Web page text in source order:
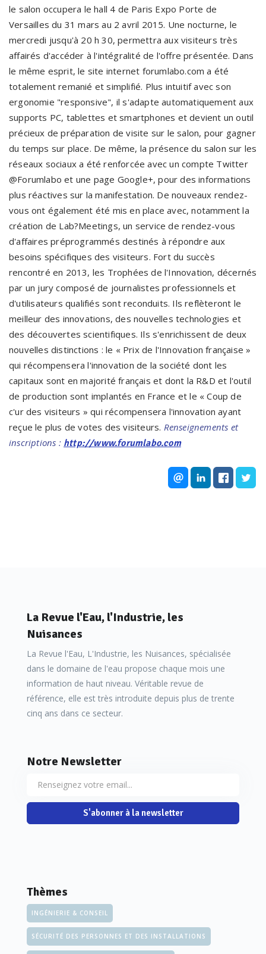
le salon occupera le hall 4 de Paris Expo Porte de
Versailles du 31 mars au 2 avril 2015. Une nocturne, le
mercredi jusqu'à 20 h 30, permettra aux visiteurs très
affairés d'accéder à l'intégralité de l'offre présentée. Dans
le même esprit, le site internet forumlabo.com a été
totalement remanié et simplifié. Plus intuitif avec son
ergonomie "responsive", il s'adapte automatiquement aux
supports PC, tablettes et smartphones et devient un outil
précieux de préparation de visite sur le salon, pour gagner
du temps sur place. De même, la présence du salon sur les
réseaux sociaux a été renforcée avec un compte Twitter
@Forumlabo et une page Google+, pour des informations
plus réactives sur la manifestation. De nouveaux rendez-
vous ont également été mis en place avec, notamment la
création de Lab?Meetings, un service de rendez-vous
d'affaires préprogrammés destinés à répondre aux
besoins spécifiques des visiteurs. Fort du succès
rencontré en 2013, les Trophées de l'Innovation, décernés
par un jury composé de journalistes professionnels et
d'utilisateurs qualifiés sont reconduits. Ils reflèteront le
meilleur des innovations, des nouvelles technologies et
des découvertes scientifiques. Ils s'enrichissent de deux
nouvelles distinctions : le « Prix de l'Innovation française »
qui récompensera l'innovation de la société dont les
capitaux sont en majorité français et dont la R&D et l'outil
de production sont implantés en France et le « Coup de
c'ur des visiteurs » qui récompensera l'innovation ayant
reçue le plus de votes des visiteurs. Renseignements et
inscriptions : http://www.forumlabo.com
La Revue l'Eau, l'Industrie, les
Nuisances
La Revue l'Eau, L'Industrie, les Nuisances, spécialisée
dans le domaine de l'eau propose chaque mois une
information de haut niveau. Véritable revue de
référence, elle est très introduite depuis plus de trente
cinq ans dans ce secteur.
Notre Newsletter
S'abonner à la newsletter
Thèmes
INGÉNIERIE & CONSEIL
SÉCURITÉ DES PERSONNES ET DES INSTALLATIONS